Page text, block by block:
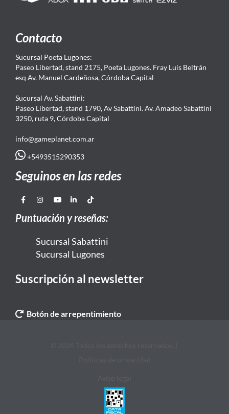
Contacto
Sucursal Poeta Lugones:
Paseo Libertad, stand 2175, Poeta Lugones. Fray Luis Beltrán
esq Av. Manuel Cardeñosa, Córdoba Capital
Sucursal Av. Sabattini:
Paseo Libertad, stand 1790, Av Sabattini. Av. Amadeo Sabattini
3250, ruta 9, Córdoba Capital
info@gameplanet.com.ar
+5493515290353
Seguinos en las redes
Puntuación y reseñas:
Sucursal Sabattini
Sucursal Lugones
Suscripción al newsletter
Botón de arrepentimiento